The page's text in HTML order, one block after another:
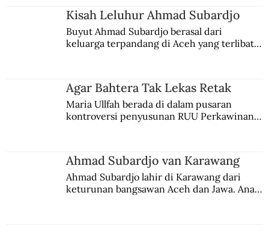
Kisah Leluhur Ahmad Subardjo
Buyut Ahmad Subardjo berasal dari
keluarga terpandang di Aceh yang terlibat
Agar Bahtera Tak Lekas Retak
Maria Ullfah berada di dalam pusaran
kontroversi penyusunan RUU Perkawinan.
Ahmad Subardjo van Karawang
Ahmad Subardjo lahir di Karawang dari
keturunan bangsawan Aceh dan Jawa. Anak